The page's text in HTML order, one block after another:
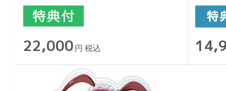
22,000 円 税込